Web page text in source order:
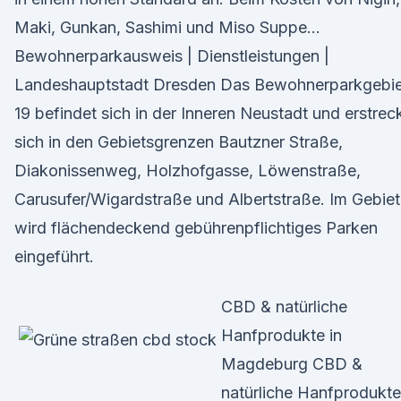
Maki, Gunkan, Sashimi und Miso Suppe…
Bewohnerparkausweis | Dienstleistungen |
Landeshauptstadt Dresden Das
19 befindet sich in der Inneren Neustadt und
sich in den Gebietsgrenzen Bautzner Straße,
Diakonissenweg, Holzhofgasse, Löwenstraße,
Carusufer/Wigardstraße und Albertstraße. Im Gebiet
wird flächendeckend gebührenpflichtiges Parken
eingeführt.
CBD & natürliche
Hanfprodukte in
Magdeburg CBD &
natürliche